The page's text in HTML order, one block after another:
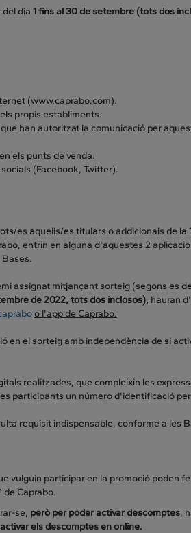
del dia 1 fins al 30 de setembre (tots dos
(www.caprabo.com).
propis establiments.
han autoritzat la comunicació per
els punts de venda.
(Facebook, Twitter).
es aquells/es titulars o addicionals de la
entrin en alguna d'aquestes 2
assignat mitjançant sorteig (segons es
de 2022, tots dos inclosos), hauran
o l'app de Caprabo.
en el sorteig amb independència de si
realitzades, que compleixin les
participants un número d'identificació
requisit indispensable, conforme a les
vulguin participar en la promoció poden
de Caprabo.
se, però per poder activar descomptes,
els descomptes en online.